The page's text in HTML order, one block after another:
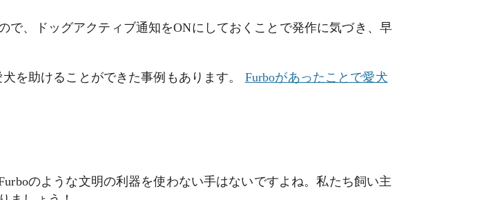
、ドッグアクティブ通知をONにしておくことで発作に気づき、早
を助けることができた事例もあります。 Furboがあったことで愛犬
のような文明の利器を使わない手はないですよね。私たち飼い主